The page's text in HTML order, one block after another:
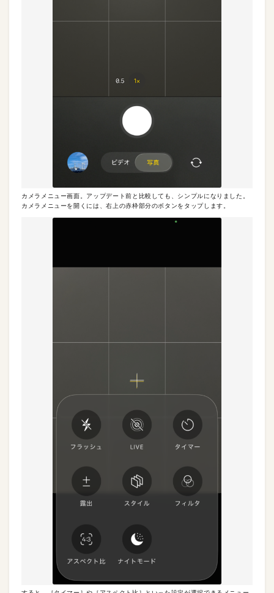
カメラメニュー画面。アップデート前と比較しても、シンプルになりました。
カメラメニューを開くには、右上の赤枠部分のボタンをタップします。